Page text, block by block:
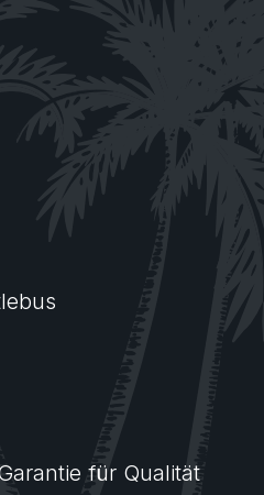
für Qualität